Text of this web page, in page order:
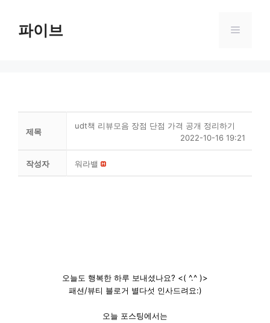
content파이브 Menu
제목
udt책 리뷰모음 장점 단점 가격 공개 정리하기
2022-10-16 19:21
작성자 워라밸
오늘도 행복한 하루 보내셨나요? <( ^.^ )>
패션/뷰티 블로거 별다섯 인사드려요:)
오늘 포스팅에서는